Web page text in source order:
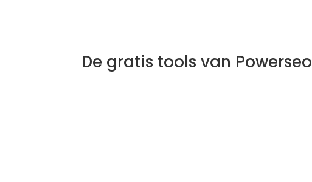
De gratis tools van Powerseo